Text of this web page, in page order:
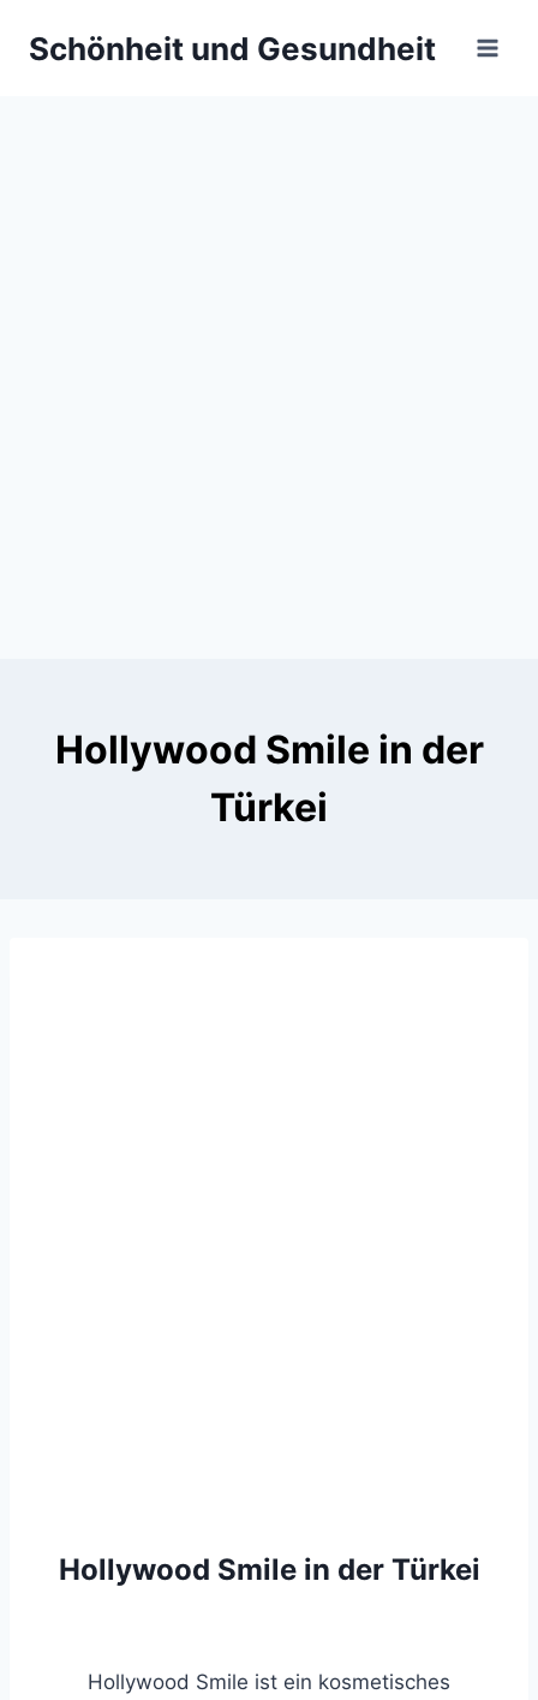
InhaltSchönheit und Gesundheit
Hollywood Smile in der
Türkei
Hollywood Smile in der Türkei
Hollywood Smile ist ein kosmetisches